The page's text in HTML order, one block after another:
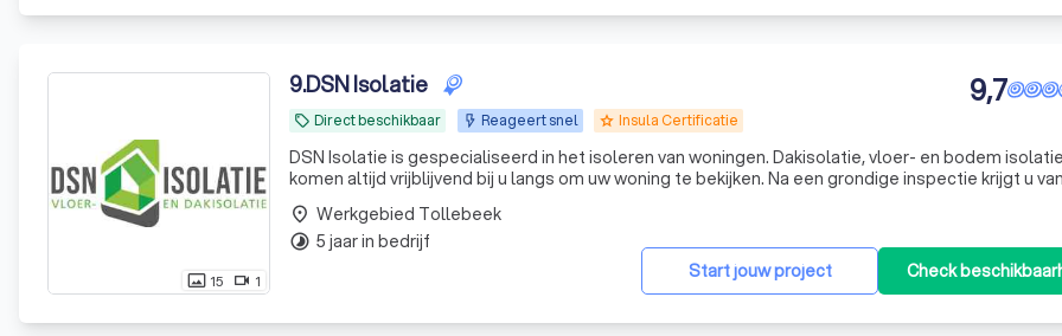
photo_size_select_actual 15 videocam 1
9.DSN Isolatie
local_offer Direct beschikbaar Reageert snel grade Insula Certificatie
9,7
DSN Isolatie is gespecialiseerd in het isoleren van woningen. Dakisolatie, vloer- en bodem
komen altijd vrijblijvend bij u langs om uw woning te bekijken. Na een grondige inspectie krijgt u
een eerlijk advies en brengen wij u een offerte met en eerlijke prijs. Duidelijke commun
Start jouw project Check
place Werkgebied Tollebeek
timelapse 5 jaar in bedrijf